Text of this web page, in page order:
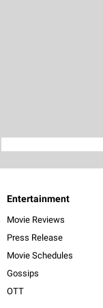
Entertainment
Movie Reviews
Press Release
Movie Schedules
Gossips
OTT